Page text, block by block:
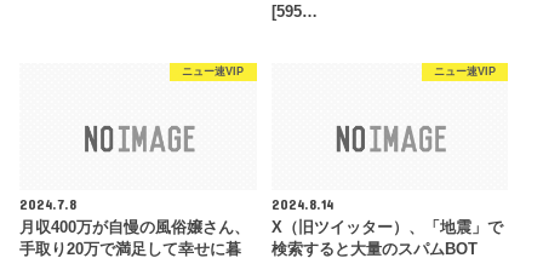
[595…
ニュー速VIP
2024.7.8
月収400万が自慢の風俗嬢さん、
手取り20万で満足して幸せに暮
ニュー速VIP
2024.8.14
X（旧ツイッター）、「地震」で
検索すると大量のスパムBOT